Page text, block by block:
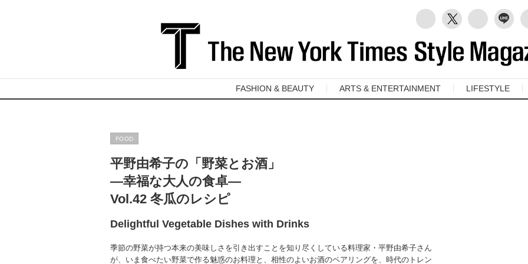
FASHION & BEAUTY ARTS & ENTERTAINMENT LIFESTYLE
FOOD
平野由希子の「野菜とお酒」
―幸福な大人の食卓―
Vol.42 冬瓜のレシピ
Delightful Vegetable Dishes with Drinks
季節の野菜が持つ本来の美味しさを引き出すことを知り尽くしている料理家・平野由希子さん
が、いま食べたい野菜で作る魅惑のお料理と、相性のよいお酒のペアリングを、時代のトレン